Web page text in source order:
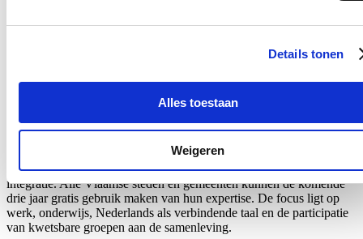
Details tonen
Alles toestaan
Weigeren
Crevits ondersteunt lokale besturen voor sociale
cohesie en betere integratie
investeert 11,8 miljoen euro in organisaties die lokale besturen
ondersteunen bij het versterken van de lokale sociale cohesie en
integratie. Alle Vlaamse steden en gemeenten kunnen de komende
drie jaar gratis gebruik maken van hun expertise. De focus ligt op
werk, onderwijs, Nederlands als verbindende taal en de participatie
van kwetsbare groepen aan de samenleving.